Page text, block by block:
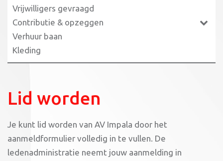
Vrijwilligers gevraagd
Contributie & opzeggen
Verhuur baan
Kleding
Lid worden
Je kunt lid worden van AV Impala door het
aanmeldformulier volledig in te vullen. De
ledenadministratie neemt jouw aanmelding in